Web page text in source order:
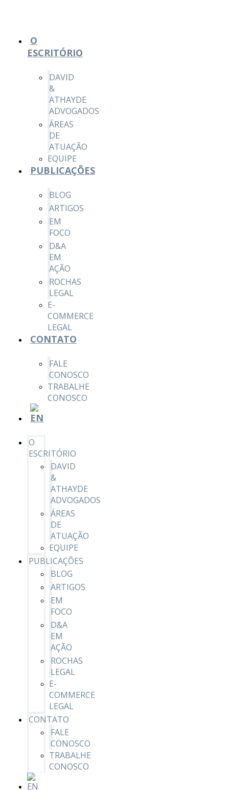
O
ESCRITÓRIO
DAVID
&
ATHAYDE
ADVOGADOS
ÁREAS
DE
ATUAÇÃO
EQUIPE
PUBLICAÇÕES
BLOG
ARTIGOS
EM
FOCO
D&A
EM
AÇÃO
ROCHAS
LEGAL
E-
COMMERCE
LEGAL
CONTATO
FALE
CONOSCO
TRABALHE
CONOSCO
O
ESCRITÓRIO
DAVID
&
ATHAYDE
ADVOGADOS
ÁREAS
DE
ATUAÇÃO
EQUIPE
PUBLICAÇÕES
BLOG
ARTIGOS
EM
FOCO
D&A
EM
AÇÃO
ROCHAS
LEGAL
E-
COMMERCE
LEGAL
CONTATO
FALE
CONOSCO
TRABALHE
CONOSCO